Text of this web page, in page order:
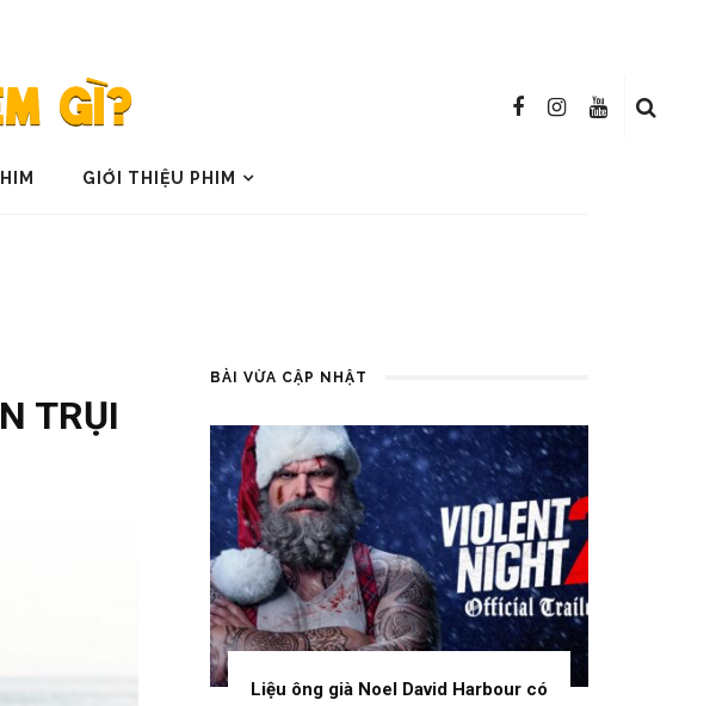
GIỚI THIỆU PHIM
TRỤI
BÀI VỪA CẬP NHẬT
Liệu ông già Noel David Harbour có